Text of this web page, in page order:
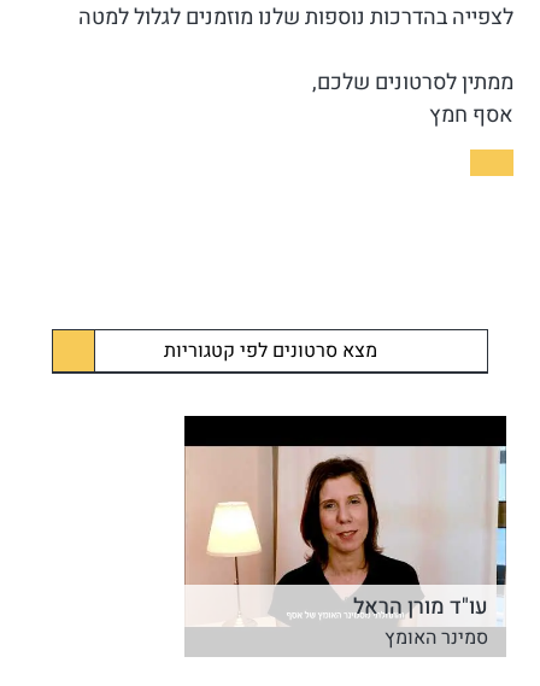
לצפייה בהדרכות נוספות שלנו מוזמנים לגלול למטה
ממתין לסרטונים שלכם,
אסף חמץ
מצא סרטונים לפי קטגוריות
עו"ד מורן הראל
סמינר האומץ